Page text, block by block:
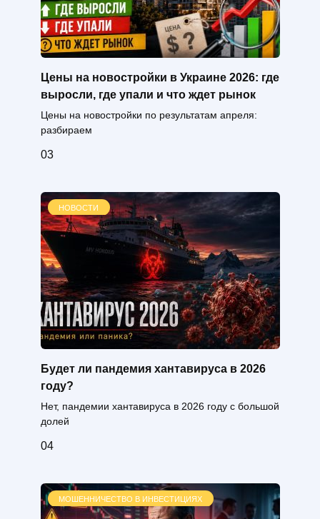
Цены на новостройки в Украине 2026: где
выросли, где упали и что ждет рынок
Цены на новостройки по результатам апреля:
разбираем
03
НОВОСТИ
Будет ли пандемия хантавируса в 2026
году?
Нет, пандемии хантавируса в 2026 году с большой
долей
04
МОШЕННИЧЕСТВО В ИНВЕСТИЦИЯХ